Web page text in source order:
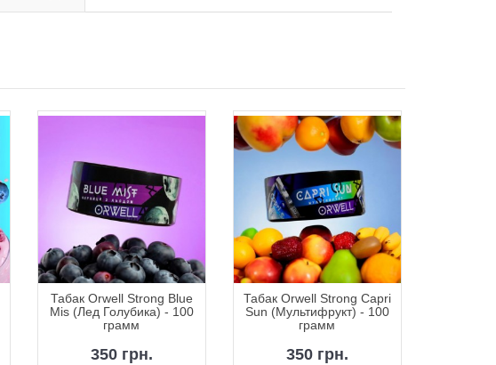
Табак Orwell Strong Blue
Mis (Лед Голубика) - 100
грамм
350 грн.
Табак Orwell Strong Capri
Sun (Мультифрукт) - 100
грамм
350 грн.